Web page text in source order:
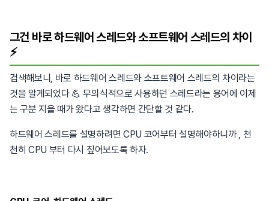
그건 바로 하드웨어 스레드와 소프트웨어 스레드의 차이
⚡️
검색해보니, 바로 하드웨어 스레드와 소프트웨어 스레드의 차이라는
것을 알게되었다 💪 무의식적으로 사용하던 스레드라는 용어에 이제
는 구분 지을 때가 왔다고 생각하면 간단할 것 같다.
하드웨어 스레드를 설명하려면 CPU 코어부터 설명해야하니까 , 천
천히 CPU 부터 다시 짚어보도록 하자.